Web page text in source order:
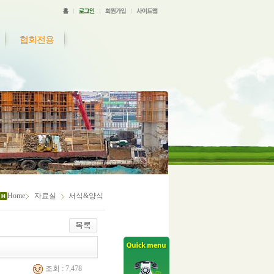
협회전용
Home 자료실 서식&양식
조회 : 7,478